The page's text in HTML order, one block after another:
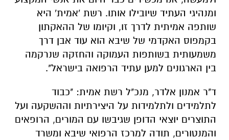
ומנהיגי העתיד שיובילו אותו. רשת 'אמית' היא
שותפה אמיתית לדרך זו, וקיומו של ההאקתון
בקמפוס האקדמי של שיבא הוא עוד אבן דרך
משמעותית בשותפות העמוקה והחזקה שנרקמה
בין הארגונים למען עתיד הרפואה בישראל".
ד"ר אמנון אלדר, מנכ"ל רשת אמית: "כבוד
לתלמידים ולתלמידות על היצירתיות וההשקעה ועל
התוצרים יוצאי הדופן שגיבשו עם המורים, הרופאים
והמנטורים, תודה למרכז הרפואי שיבא ומשרד